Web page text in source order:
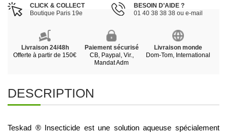
CLICK & COLLECT
Boutique Paris 19e
BESOIN D’AIDE ?
01 40 38 38 38 ou e-mail
Livraison 24/48h
Offerte à partir de 150€
Paiement sécurisé
CB, Paypal, Vir.,
Mandat Adm
Livraison monde
Dom-Tom, International
DESCRIPTION
Teskad ® Insecticide est une solution aqueuse spécialement